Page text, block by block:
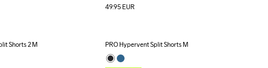
49.95 EUR
Shorts 2 M Outlet
PRO Hypervent Split Shorts M